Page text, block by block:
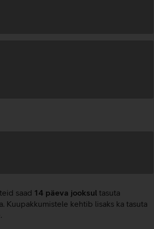
saad 14 päeva jooksul tasuta
Kuupakkumistele kehtib lisaks ka tasuta